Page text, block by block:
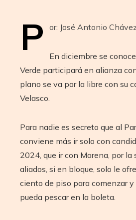
P or: José Antonio
En diciembre se
Verde participará en alianza
plano se va por la libre con su
Velasco.
Para nadie es secreto que al
conviene más ir solo con
2024, que ir con Morena, por la
aliados, si en bloque, solo le
ciento de piso para comenzar y
pueda pescar en la boleta.